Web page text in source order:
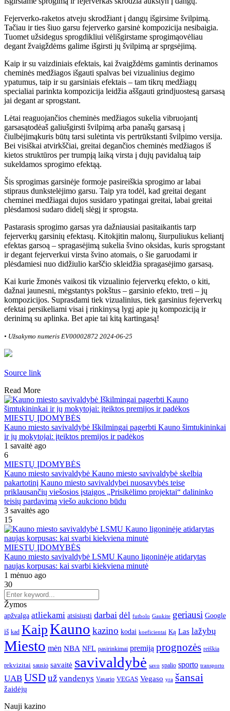
Fejerverko-raketos atveju skrodžiant į dangų išgirsime švilpimą.
Tačiau ir ties šiuo garsu fejerverko garsinė kompozicija nesibaigia.
Tuomet užsidegus sprogdikliui vėlišgirstame sprogimąovėliau
degant žvaigždėms galime išgirsti jų švilpimą ar sprgsėjimą.
Kaip ir su vaizdiniais efektais, kai žvaigždėms gamintis derinamos
cheminės medžiagos išgauti spalvas bei vizualinius degimo
ypatumus, taip ir su garsiniais efektais – tam tikrų medžiagų
specialiai parinkta kompozicija leidžia aššgauti grindjuostesą garsasą
jai degant ar sprogstant.
Lėtai reaguojančios cheminės medžiagos sukelia vibruojantį
garsasątodėaš galiušgirsti švilpimą arba panašų garsasą į
čiulbėjimąkuris būtų tarsi sulėtinta vis pertrūkstanti švilpimo versija.
Bei visiškai atvirkščiai, greitai degančios cheminės medžiagos iš
kietos struktūros per trumpįą laiką virsta į dujų pavidaluą taip
sukeldamos sprogimo efektąą.
Šis sprogimas garsinėje formoje pasireiškia sprogimo ar labai
stipraus dunkstelėjimo garsu. Taip yra todėl, kad greitai degant
cheminei medžiagai dujos susidaro ypatingai greitai, labai greitai
plėsdamosi sudaro didelį slėgį ir sprogsta.
Pastarasis sprogimo garsas yra dažniausiai pasitaikantis tarp
fejerverkų garsinių efektasų. Kitokįitin malonų, šiurpuliukus keliantį
efektas garsoą – spragasėjimą sukelia švino oksidas, kuris sprogstant
ir degant fejerverkui virsta švino atomais, o šie garuodami ir
plėsdamiesi nuo didžiulio karščio skleidžia spragasėjimo garsasą.
Kai kurie žmonės vaikosi tik vizualinio fejerverkų efekto, o kiti,
dažnai jaunesni, mėgstantys pokštus – garsinio efekto, treti – jų
kompozicijos. Suprasdami tiek vizualinius, tiek garsinius fejerverkų
efektai persikeliami visai į rinkinysą lygį apie jų kompoziciją ir
derinimą su aplinka. Bet apie tai kitą kartingasą!
• Užsakymo numeris EV00002872 2024-06-25
Source link
Read More
MIESTŲ ĮDOMYBĖS
Kauno miesto savivaldybė Iškilmingai pagerbti Kauno šimtukininkai
ir jų mokytojai: įteiktos premijos ir padėkos
1 savaitė ago
6
MIESTŲ ĮDOMYBĖS
Kauno miesto savivaldybė Kauno miesto savivaldybė skelbia
pakartotinį Kauno miesto savivaldybei nuosavybės teise
priklausančių viešosios įstaigos „Prisikėlimo projektai“ dalininko
teisių pardavimą viešo aukciono būdu
3 savaitės ago
15
MIESTŲ ĮDOMYBĖS
Kauno miesto savivaldybė LSMU Kauno ligoninėje atidarytas
naujas korpusas: kai svarbi kiekviena minutė
1 mėnuo ago
30
Žymos
apžvalga atliekami atsisiųsti darbai dėl futbolo Gaukite geriausi Google
iš kad KaipKauno kazino kodai koeficientai Ką Las lažybų
Miesto mėn NBA NFL pasirinkimai premiją prognozės reiškia
rekvizitai sausio savaitė savivaldybė savo spalio sporto transporto
UAB USDuž vandenys Vasario VEGAS Vegaso yra šansai
žaidėjų
Nauji kazino